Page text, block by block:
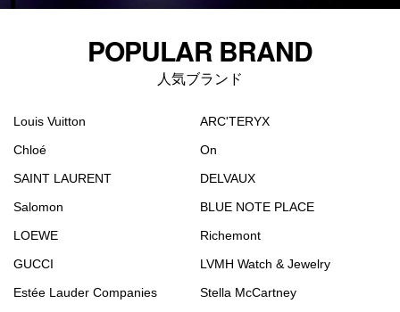
POPULAR BRAND
人気ブランド
Louis Vuitton
ARC'TERYX
Chloé
On
SAINT LAURENT
DELVAUX
Salomon
BLUE NOTE PLACE
LOEWE
Richemont
GUCCI
LVMH Watch & Jewelry
Estée Lauder Companies
Stella McCartney